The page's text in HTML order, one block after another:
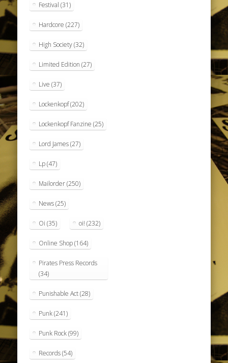
Festival (31)
Hardcore (227)
High Society(32)
Limited Edition (27)
Live (37)
Lockenkopf(202)
Lockenkopf Fanzine (25)
Lord James(27)
Lp(47)
Mailorder(250)
News(25)
Oi (35) oi! (232)
Online Shop(164)
Pirates Press Records
(34)
Punishable Act(28)
Punk(241)
Punk Rock(99)
Records(54)